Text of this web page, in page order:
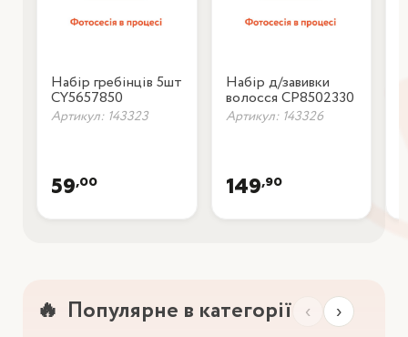
Набір гребінців 5шт
CY5657850
Артикул: 143323
59,00
Набір д/завивки
волосся CP8502330
Артикул: 143326
149,90
Популярне в категорії ‹ ›